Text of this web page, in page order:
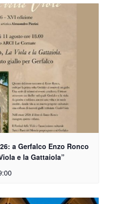
a Gerfalco Enzo Ronco
e la Gattaiola”